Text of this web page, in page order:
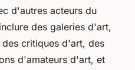
d'autres acteurs du
des galeries d'art,
critiques d'art, des
d'amateurs d'art, et